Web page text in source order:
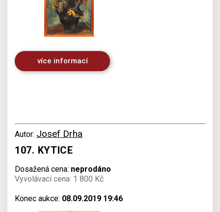
více informací
Autor: Josef Drha
107. KYTICE
Dosažená cena: neprodáno
Vyvolávací cena: 1 800 Kč
Konec aukce: 08.09.2019 19:46